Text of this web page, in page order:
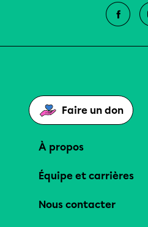
Faire un don
À propos
Équipe et carrières
Nous contacter